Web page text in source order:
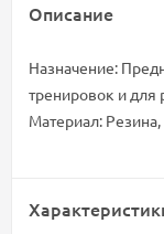
Описание
Назначение:
тренировок и для
Материал: Резина,